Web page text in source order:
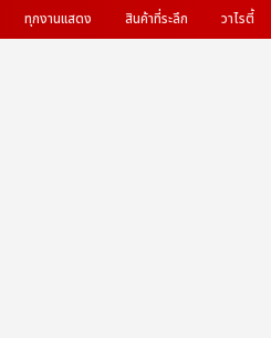
ทุกงานแสดง สินค้าที่ระลึก วาไรตี้